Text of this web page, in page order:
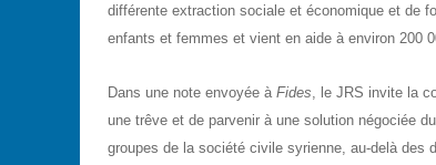
différente extraction sociale et économique et de
enfants et femmes et vient en aide à environ 200
Dans une note envoyée à Fides , le JRS invite la
une trêve et de parvenir à une solution négociée
groupes de la société civile syrienne, au-delà